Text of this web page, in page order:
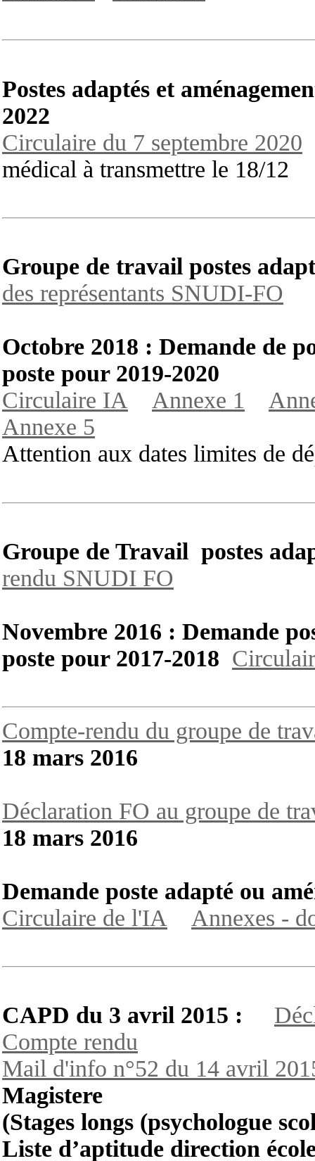
Postes adaptés et
2022
Circulaire du 7 septembre 2020
médical à transmettre le 18/12
Groupe de travail postes
des représentants SNUDI-FO
Octobre 2018 : Demande de
poste pour 2019-2020
Circulaire IA
Annexe 1
Annexe 5
Attention aux dates limites de
Groupe de Travail postes
rendu SNUDI FO
Novembre 2016 : Demande
poste pour 2017-2018
Compte-rendu du groupe de
18 mars 2016
Déclaration FO au groupe de
18 mars 2016
Demande poste adapté ou
Circulaire de l'IA
Annexes -
CAPD du 3 avril 2015 :
Compte rendu
Mail d'info n°52 du 14 avril
Magistere
(Stages longs (psychologue
Liste d’aptitude direction